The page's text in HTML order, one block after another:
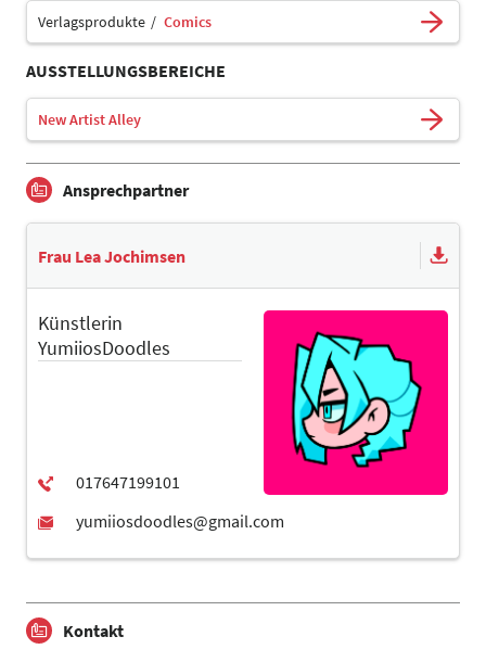
Verlagsprodukte Comics
AUSSTELLUNGSBEREICHE
New Artist Alley
Ansprechpartner
Frau Lea Jochimsen
Künstlerin
YumiiosDoodles
Kontakt